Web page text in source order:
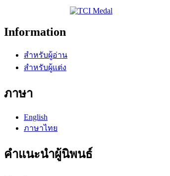
Information
สำหรับผู้อ่าน
สำหรับผู้แต่ง
ภาษา
English
ภาษาไทย
คำแนะนำผู้นิพนธ์